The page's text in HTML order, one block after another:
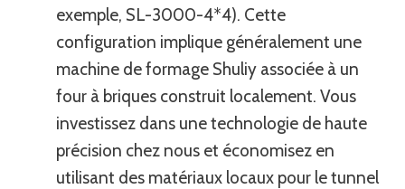
exemple, SL-3000-4*4). Cette
configuration implique généralement une
machine de formage Shuliy associée à un
four à briques construit localement. Vous
investissez dans une technologie de haute
précision chez nous et économisez en
utilisant des matériaux locaux pour le tunnel